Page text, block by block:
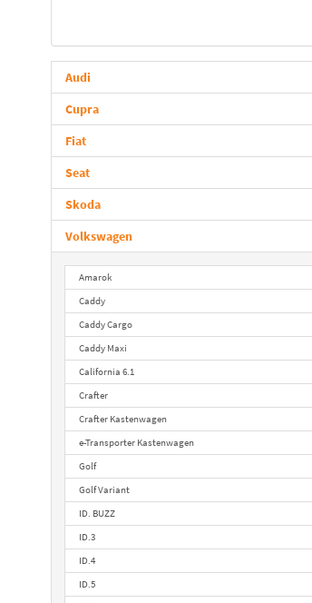
Audi
Cupra
Fiat
Seat
Skoda
Volkswagen
Amarok
Caddy
Caddy Cargo
Caddy Maxi
California 6.1
Crafter
Crafter Kastenwagen
e-Transporter Kastenwagen
Golf
Golf Variant
ID. BUZZ
ID.3
ID.4
ID.5